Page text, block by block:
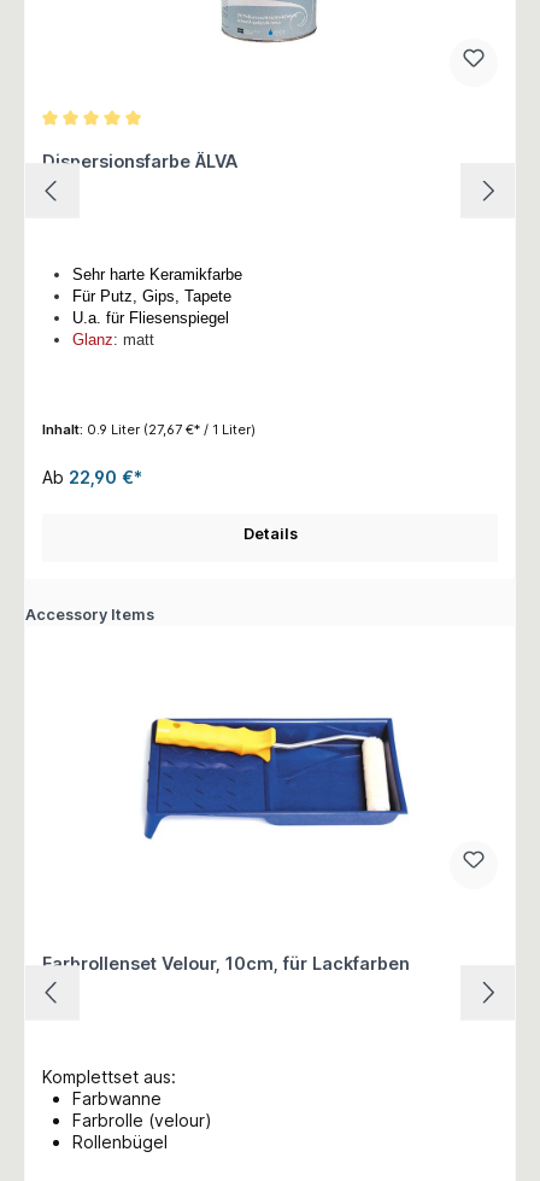
Dispersionsfarbe ÄLVA
Sehr harte Keramikfarbe
Für Putz, Gips, Tapete
U.a. für Fliesenspiegel
Glanz: matt
Inhalt: 0.9 Liter (27,67 €* / 1 Liter)
Ab 22,90 €*
Details
Accessory Items
Farbrollenset Velour, 10cm, für Lackfarben
Komplettset aus:
Farbwanne
Farbrolle (velour)
Rollenbügel